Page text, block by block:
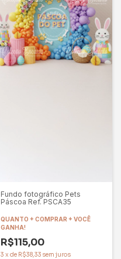
Fundo fotográfico Pets
Páscoa Ref. PSCA35
QUANTO + COMPRAR + VOCÊ
GANHA!
R$115,00
3 x de R$38,33 sem juros